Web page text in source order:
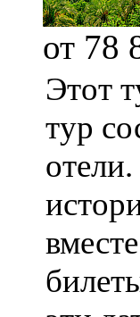
от 78
Этот
тур